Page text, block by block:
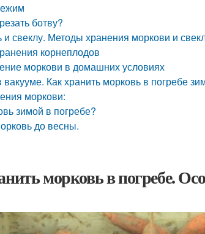
ботву?
и свеклу. Методы хранения моркови и
корнеплодов
моркови в домашних условиях
Как хранить морковь в погребе
моркови:
зимой в погребе?
до весны.
морковь в погребе.